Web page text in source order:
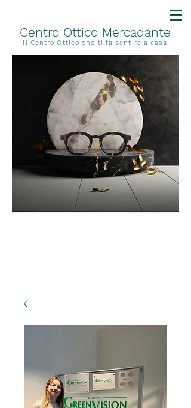
Centro Ottico Mercadante
Il Centro Ottico che ti fa sentire a casa